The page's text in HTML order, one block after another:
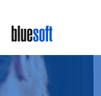
main
content